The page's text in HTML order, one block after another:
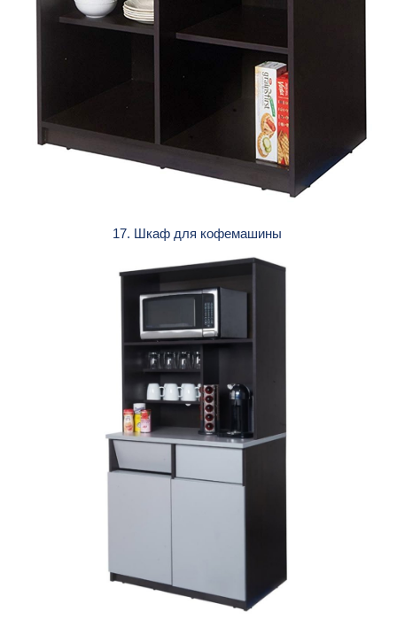
17. Шкаф для кофемашины